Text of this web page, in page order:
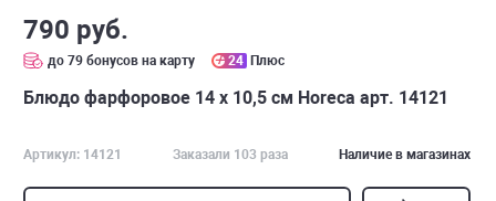
790 руб.
до 79 бонусов на карту 24 Плюс
Блюдо фарфоровое 14 х 10,5 см Horeca арт. 14121
Артикул: 14121 Заказали 103 раза Наличие в магазинах